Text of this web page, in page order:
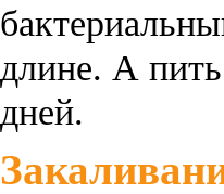
длине. А
дней.